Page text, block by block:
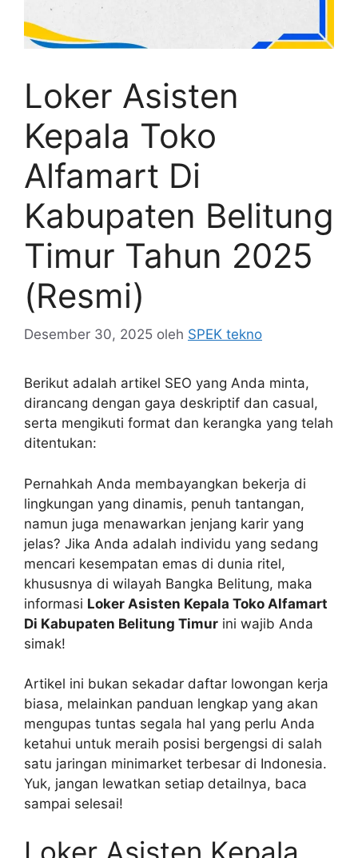
Loker Asisten
Kepala Toko
Alfamart Di
Kabupaten Belitung
Timur Tahun 2025
(Resmi)
Desember 30, 2025 oleh SPEK tekno
Berikut adalah artikel SEO yang Anda minta,
dirancang dengan gaya deskriptif dan casual,
serta mengikuti format dan kerangka yang telah
ditentukan:
Pernahkah Anda membayangkan bekerja di
lingkungan yang dinamis, penuh tantangan,
namun juga menawarkan jenjang karir yang
jelas? Jika Anda adalah individu yang sedang
mencari kesempatan emas di dunia ritel,
khususnya di wilayah Bangka Belitung, maka
informasi Loker Asisten Kepala Toko Alfamart
Di Kabupaten Belitung Timur ini wajib Anda
simak!
Artikel ini bukan sekadar daftar lowongan kerja
biasa, melainkan panduan lengkap yang akan
mengupas tuntas segala hal yang perlu Anda
ketahui untuk meraih posisi bergengsi di salah
satu jaringan minimarket terbesar di Indonesia.
Yuk, jangan lewatkan setiap detailnya, baca
sampai selesai!